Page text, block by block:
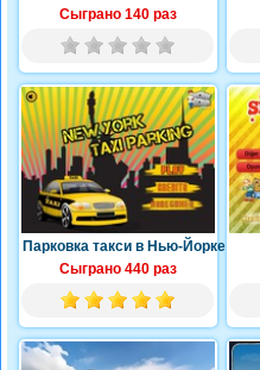
Сыграно 140 раз
Парковка такси в Нью-Йорке
Сыграно 440 раз